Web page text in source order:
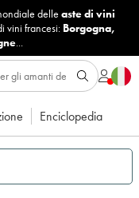
delle aste di vini
vini francesi: Borgogna,
...
Enciclopedia